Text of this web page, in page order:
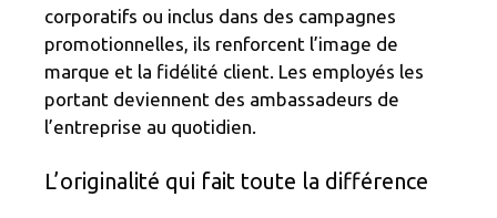
corporatifs ou inclus dans des campagnes
promotionnelles, ils renforcent l’image de
marque et la fidélité client. Les employés les
portant deviennent des ambassadeurs de
l’entreprise au quotidien.
L’originalité qui fait toute la différence